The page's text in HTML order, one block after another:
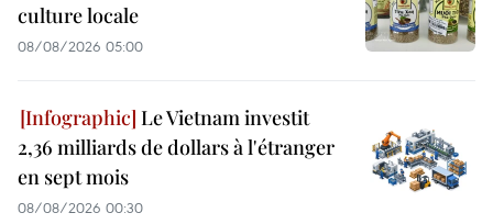
culture locale
08/08/2026 05:00
Le Vietnam investit
2,36 milliards de dollars à l'étranger
en sept mois
08/08/2026 00:30